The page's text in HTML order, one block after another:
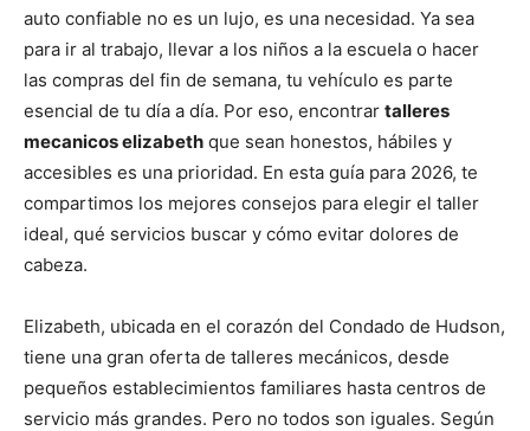
auto confiable no es un lujo, es una necesidad. Ya sea
para ir al trabajo, llevar a los niños a la escuela o hacer
las compras del fin de semana, tu vehículo es parte
esencial de tu día a día. Por eso, encontrar talleres
mecanicos elizabeth que sean honestos, hábiles y
accesibles es una prioridad. En esta guía para 2026, te
compartimos los mejores consejos para elegir el taller
ideal, qué servicios buscar y cómo evitar dolores de
cabeza.
Elizabeth, ubicada en el corazón del Condado de Hudson,
tiene una gran oferta de talleres mecánicos, desde
pequeños establecimientos familiares hasta centros de
servicio más grandes. Pero no todos son iguales. Según